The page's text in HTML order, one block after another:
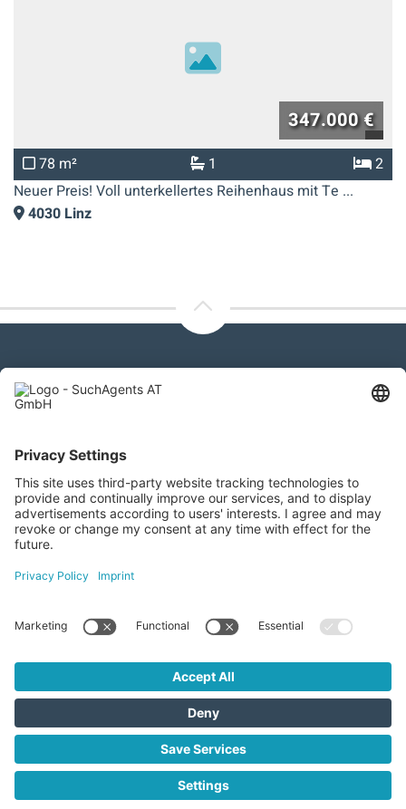
347.000 €
78 m² 1
2
Neuer Preis! Voll unterkellertes Reihenhaus mit Te ...
4030 Linz
Please contact us
SuchAgents AT GmbH
Gewerbeallee 13a, 4221 Steyregg
+43 732 266 299
info@suchagents.at
Visit us here as well
SuchAgents AT GmbH © 2026
Opći uvjeti poslovanja
Privacy Policy
Nebenkosten Kauf
Nebenkosten Miete
Datenschutzeinstellungen